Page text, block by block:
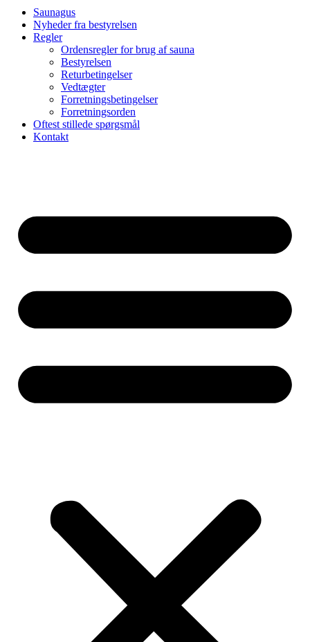
Saunagus
Nyheder fra bestyrelsen
Regler
Ordensregler for brug af sauna
Bestyrelsen
Returbetingelser
Vedtægter
Forretningsbetingelser
Forretningsorden
Oftest stillede spørgsmål
Kontakt